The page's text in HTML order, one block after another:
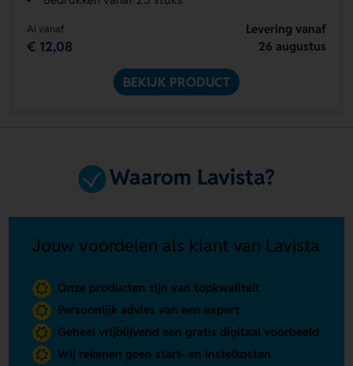
Al vanaf
€ 12,08
Levering vanaf
26 augustus
BEKIJK PRODUCT
Waarom Lavista?
Jouw voordelen als klant van Lavista
Onze producten zijn van topkwaliteit
Persoonlijk advies van een expert
Geheel vrijblijvend een gratis digitaal voorbeeld
Wij rekenen geen start- en instelkosten